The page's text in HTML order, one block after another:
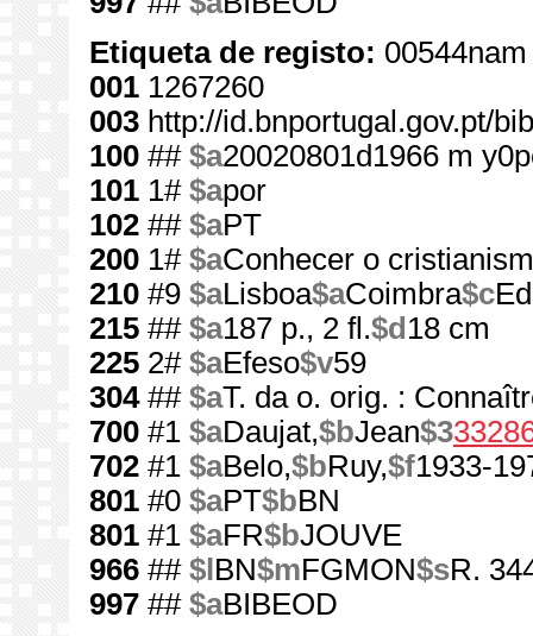
Etiqueta de registo:
001 1267260
003 http://id.bnportugal.gov.pt/
100 ## $a20020801d1966 m
101 1# $apor
102 ## $aPT
200 1# $aConhecer o
210 #9 $aLisboa$aCoimbra$c
215 ## $a187 p., 2 fl.$d 18 cm
225 2# $aEfeso$v59
304## $aT. da o. orig. :
700 #1 $aDaujat,$bJean$3
702 #1 $aBelo,$bRuy,$f1933-
801 #0 $aPT$bBN
801 #1 $aFR$bJOUVE
966 ## $l BN$mFGMON$sR.
997 ## $aBIBEOD